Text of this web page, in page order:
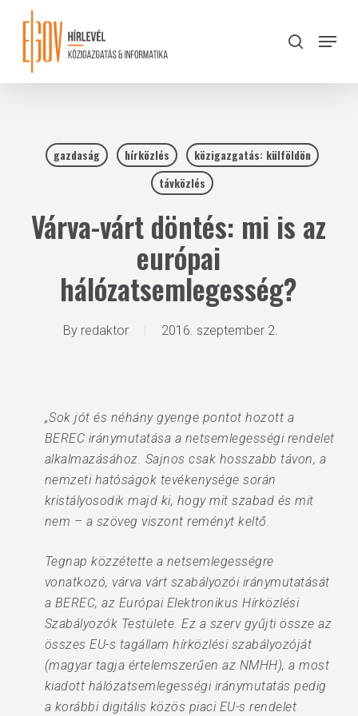
content
search
Menu
gazdaság hírközlés
közigazgatás: külföldön
távközlés
Várva-várt döntés: mi is az
európai
hálózatsemlegesség?
By redaktor 2016. szeptember 2.
„Sok jót és néhány gyenge pontot hozott a
BEREC iránymutatása a netsemlegességi rendelet
alkalmazásához. Sajnos csak hosszabb távon, a
nemzeti hatóságok tevékenysége során
kristályosodik majd ki, hogy mit szabad és mit
nem – a szöveg viszont reményt keltő.
Tegnap közzétette a netsemlegességre
vonatkozó, várva várt szabályozói iránymutatását
a BEREC, az Európai Elektronikus Hírközlési
Szabályozók Testülete. Ez a szerv gyűjti össze az
összes EU-s tagállam hírközlési szabályozóját
(magyar tagja értelemszerűen az NMHH), a most
kiadott hálózatsemlegességi iránymutatás pedig
a korábbi digitális közös piaci EU-s rendelet
Close